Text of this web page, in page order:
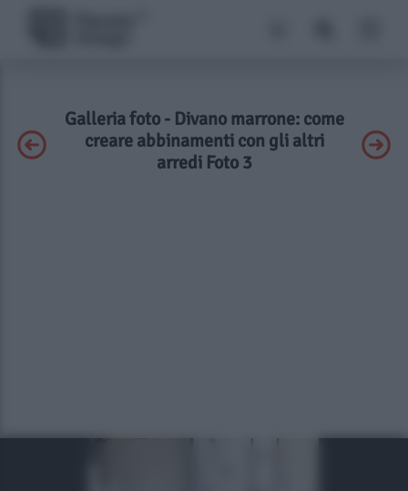
Galleria foto - Divano marrone: come
creare abbinamenti con gli altri
arredi Foto 3